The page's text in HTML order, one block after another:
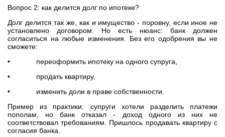
Вопрос 2: как делится долг по ипотеке?
Долг делится так же, как и имущество - поровну, если иное не
установлено договором. Но есть нюанс: банк должен
согласиться на любые изменения. Без его одобрения вы не
сможете:
• переоформить ипотеку на одного супруга,
• продать квартиру,
• изменить доли в праве собственности.
Пример из практики: супруги хотели разделить платежи
пополам, но банк отказал - доход одного из них не
соответствовал требованиям. Пришлось продавать квартиру с
согласия банка.